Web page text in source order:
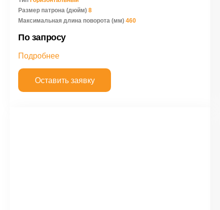
Размер патрона (дюйм) 8
Максимальная длина поворота (мм) 460
По запросу
Подробнее
Оставить заявку